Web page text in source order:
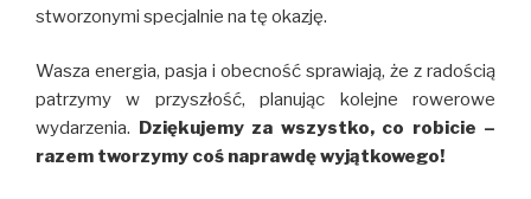
stworzonymi specjalnie na tę okazję.
Wasza energia, pasja i obecność sprawiają, że z radością
patrzymy w przyszłość, planując kolejne rowerowe
wydarzenia. Dziękujemy za wszystko, co robicie –
razem tworzymy coś naprawdę wyjątkowego!